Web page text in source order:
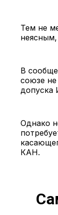
Тем не
В
союзе
допуска
Однако
КАН.